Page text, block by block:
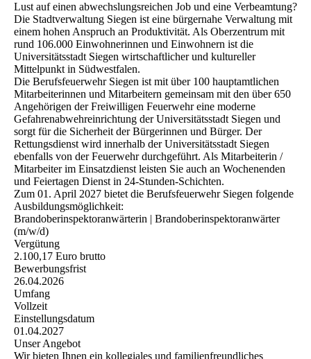
Lust auf einen abwechslungsreichen Job und eine Verbeamtung?
Die Stadtverwaltung Siegen ist eine bürgernahe Verwaltung mit
einem hohen Anspruch an Produktivität. Als Oberzentrum mit
rund 106.000 Einwohnerinnen und Einwohnern ist die
Universitätsstadt Siegen wirtschaftlicher und kultureller
Mittelpunkt in Südwestfalen.
Die Berufsfeuerwehr Siegen ist mit über 100 hauptamtlichen
Mitarbeiterinnen und Mitarbeitern gemeinsam mit den über 650
Angehörigen der Freiwilligen Feuerwehr eine moderne
Gefahrenabwehreinrichtung der Universitätsstadt Siegen und
sorgt für die Sicherheit der Bürgerinnen und Bürger. Der
Rettungsdienst wird innerhalb der Universitätsstadt Siegen
ebenfalls von der Feuerwehr durchgeführt. Als Mitarbeiterin /
Mitarbeiter im Einsatzdienst leisten Sie auch an Wochenenden
und Feiertagen Dienst in 24-Stunden-Schichten.
Zum 01. April 2027 bietet die Berufsfeuerwehr Siegen folgende
Ausbildungsmöglichkeit:
Brandoberinspektoranwärterin | Brandoberinspektoranwärter
(m/w/d)
Vergütung
2.100,17 Euro brutto
Bewerbungsfrist
26.04.2026
Umfang
Vollzeit
Einstellungsdatum
01.04.2027
Unser Angebot
Wir bieten Ihnen ein kollegiales und familienfreundliches